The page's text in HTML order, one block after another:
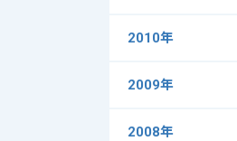
2010年
2009年
2008年